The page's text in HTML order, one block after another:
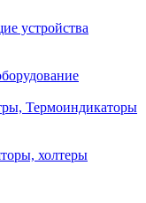
устройства
Термоиндикаторы
холтеры